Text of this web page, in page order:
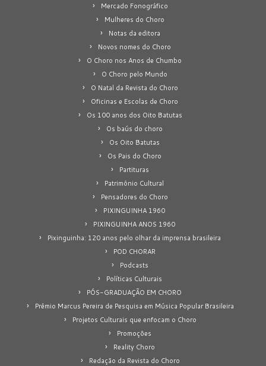
Mercado Fonográfico
Mulheres do Choro
Notas da editora
Novos nomes do Choro
O Choro nos Anos de Chumbo
O Choro pelo Mundo
O Natal da Revista do Choro
Oficinas e Escolas de Choro
Os 100 anos dos Oito Batutas
Os baús do choro
Os Oito Batutas
Os Pais do Choro
Partituras
Patrimônio Cultural
Pensadores do Choro
PIXINGUINHA 1960
PIXINGUINHA ANOS 1960
Pixinguinha: 120 anos pelo olhar da imprensa brasileira
POD CHORAR
Podcasts
Políticas Culturais
PÓS-GRADUAÇÃO EM CHORO
Prêmio Marcus Pereira de Pesquisa em Música Popular Brasileira
Projetos Culturais que enfocam o Choro
Promoções
Reality Choro
Redação da Revista do Choro